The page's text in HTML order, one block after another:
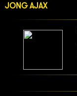
JONG AJAX